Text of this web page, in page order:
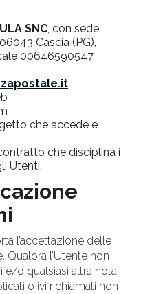
SNC, con sede
Cascia (PG),
00646590547,
che accede e
che disciplina i
Utenti.
l’accettazione delle
Qualora l’Utente non
e/o qualsiasi altra nota,
o ivi richiamati non